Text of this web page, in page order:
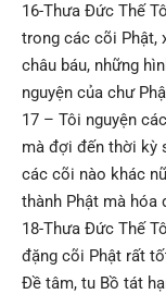
16-Thưa Đức Thế
trong các cõi Phật,
châu báu, những
nguyện của chư
17 – Tôi nguyện
mà đợi đến thời kỳ
các cõi nào khác
thành Phật mà hóa
18-Thưa Đức Thế
đặng cõi Phật rất
Đề tâm, tu Bồ tát